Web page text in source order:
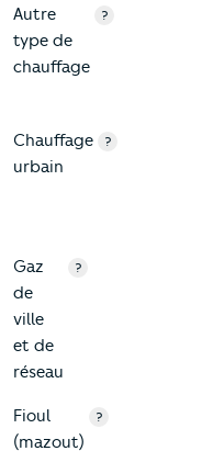
Autre
type de
chauffage
?
Chauffage
urbain
?
Gaz
de
ville
et de
réseau
?
Fioul
(mazout)
?